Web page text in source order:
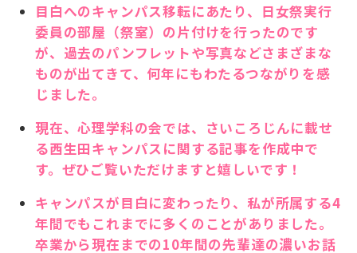
目白へのキャンパス移転にあたり、日女祭実行
委員の部屋（祭室）の片付けを行ったのです
が、過去のパンフレットや写真などさまざまな
ものが出てきて、何年にもわたるつながりを感
じました。
現在、心理学科の会では、さいころじんに載せ
る西生田キャンパスに関する記事を作成中で
す。ぜひご覧いただけますと嬉しいです！
キャンパスが目白に変わったり、私が所属する4
年間でもこれまでに多くのことがありました。
卒業から現在までの10年間の先輩達の濃いお話